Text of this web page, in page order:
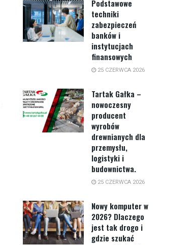
Podstawowe
techniki
zabezpieczeń
banków i
instytucjach
finansowych
25 CZERWCA 2026
Tartak Gałka –
nowoczesny
producent
wyrobów
drewnianych dla
przemysłu,
logistyki i
budownictwa.
25 CZERWCA 2026
Nowy komputer w
2026? Dlaczego
jest tak drogo i
gdzie szukać